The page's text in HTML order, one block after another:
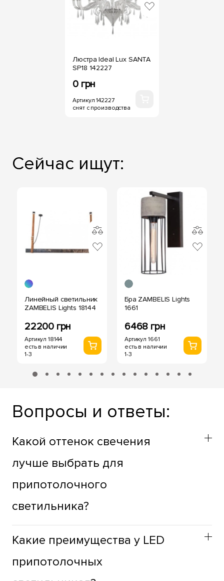
Люстра Ideal Lux SANTA
SP18 142227
0 грн
Артикул 142227
снят с производства
Сейчас ищут:
Линейный светильник
ZAMBELIS Lights 18144
22200 грн
Артикул 18144
есть в наличии
1-3
Бра ZAMBELIS Lights
1661
6468 грн
Артикул 1661
есть в наличии
1-3
Вопросы и ответы:
Какой оттенок свечения
лучше выбрать для
припотолочного
светильника?
Оттенок припотолочных светильников стоит выбирать
учитывая функциональное назначение пространства.
Для жилых зон лучше использовать теплый оттенок,
для продуктивности, в рабочих зонах, лучше
Какие преимущества у LED
припотолочных